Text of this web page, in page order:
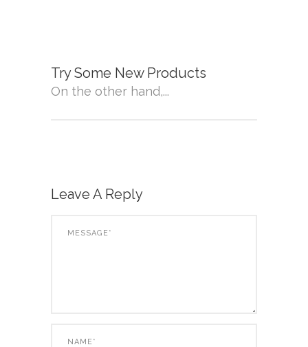
Try Some New Products
On the other hand,...
Leave A Reply